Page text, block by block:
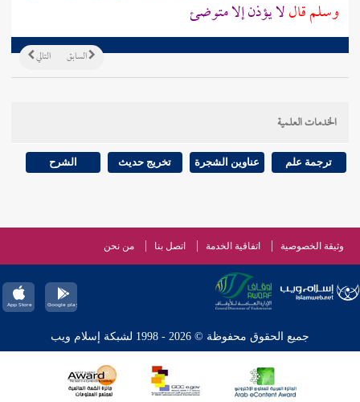
وسلم قاللا يؤذن إلا متوضئ
التالي السابق
الخدمات العلمية
ترجمة علم عناوين الشجرة تخريج حديث الشرح
وثيقة الخصوصية اتفاقية الخدمة اتصل بنا من نحن
جميع الحقوق محفوظة © 2026 - 1998 لشبكة إسلام ويب